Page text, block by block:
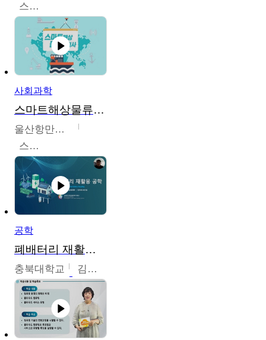
스마트해상물류관리사 교육위원회
사회과학
스마트해상물류관리사 교육과정2
울산항만공사
스마트해상물류관리사 교육위원회
공학
폐배터리 재활용 공학
충북대학교 김영재,최진섭,한성수,한요셉,윤문수,박유세,강동우,박민준,이동주,조채용